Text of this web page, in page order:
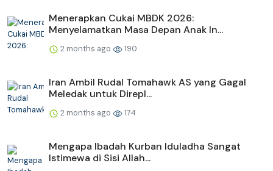
Menerapkan Cukai MBDK 2026:
Menyelamatkan Masa Depan Anak In...
2 months ago 190
Iran Ambil Rudal Tomahawk AS yang Gagal
Meledak untuk Direpl...
2 months ago 174
Mengapa Ibadah Kurban Iduladha Sangat
Istimewa di Sisi Allah...